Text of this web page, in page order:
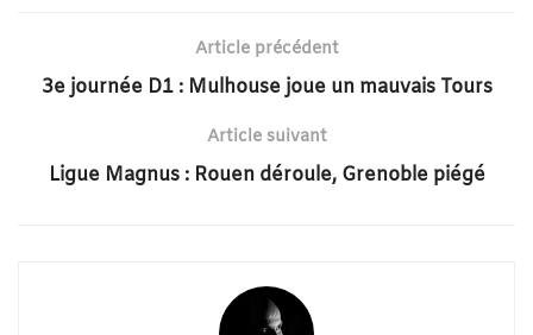
Article précédent
3e journée D1 : Mulhouse joue un mauvais Tours
Article suivant
Ligue Magnus : Rouen déroule, Grenoble piégé